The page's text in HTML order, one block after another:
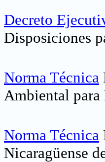
Decreto
Disposiciones
Norma Técnica
Ambiental para
Norma Técnica
Nicaragüense